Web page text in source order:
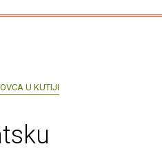
OVCA U KUTIJI